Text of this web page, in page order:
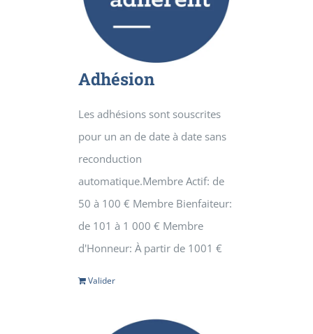
Adhésion
Les adhésions sont souscrites
pour un an de date à date sans
reconduction
automatique.Membre Actif: de
50 à 100 € Membre Bienfaiteur:
de 101 à 1 000 € Membre
d'Honneur: À partir de 1001 €
Valider